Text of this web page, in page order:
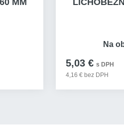
MM
5,03 € s DPH
4,16 € bez DPH
Na